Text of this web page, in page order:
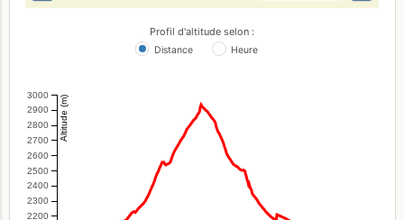
Profil d'altitude selon :
Distance Heure
2200
2300
2400
2500
2600
2700
2800
2900
3000 Altitude (m)